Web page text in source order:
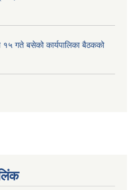
गते बसेको कार्यपालिका बैठकको